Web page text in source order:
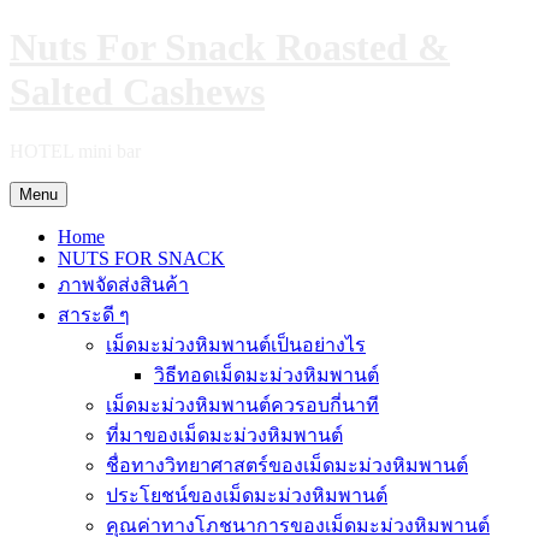
Menu
Home
NUTS FOR SNACK
ภาพจัดส่งสินค้า
สาระดี ๆ
เม็ดมะม่วงหิมพานต์เป็นอย่างไร
วิธีทอดเม็ดมะม่วงหิมพานต์
เม็ดมะม่วงหิมพานต์ควรอบกี่นาที
ที่มาของเม็ดมะม่วงหิมพานต์
ชื่อทางวิทยาศาสตร์ของเม็ดมะม่วงหิมพานต์
ประโยชน์ของเม็ดมะม่วงหิมพานต์
คุณค่าทางโภชนาการของเม็ดมะม่วงหิมพานต์